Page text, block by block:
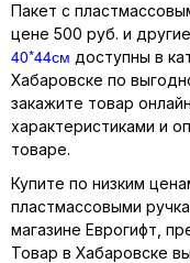
Пакет с
цене 500 руб. и
40*44см доступны в
Хабаровске по
закажите товар
характеристиками и
товаре.
Купите по низким
пластмассовыми
магазине Еврогифт,
Товар в Хабаровске